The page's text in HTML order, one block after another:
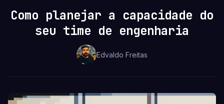
Como planejar a capacidade do
seu time de engenharia
Edvaldo Freitas